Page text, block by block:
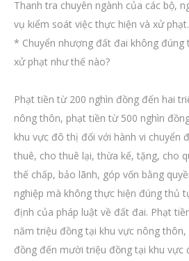
Thanh tra chuyên ngành của các bộ,
vụ kiểm soát việc thực hiện và xử phạt.
* Chuyển nhượng đất đai không
xử phạt như thế nào?
Phạt tiền từ 200 nghìn đồng đến hai
nông thôn, phạt tiền từ 500 nghìn
khu vực đô thị đối với hành vi chuyển
thuê, cho thuê lại, thừa kế, tặng, cho
thế chấp, bảo lãnh, góp vốn bằng
nghiệp mà không thực hiện đúng thủ
định của pháp luật về đất đai. Phạt
năm triệu đồng tại khu vực nông
đồng đến mười triệu đồng tại khu vực